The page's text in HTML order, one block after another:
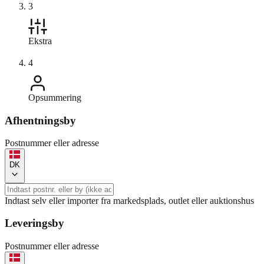
3
Ekstra
4
Opsummering
Afhentningsby
Postnummer eller adresse
DK
Indtast selv eller importer fra markedsplads, outlet eller auktionshus
Leveringsby
Postnummer eller adresse